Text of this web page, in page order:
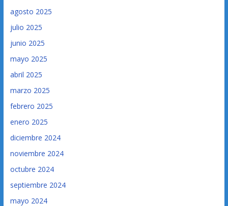
agosto 2025
julio 2025
junio 2025
mayo 2025
abril 2025
marzo 2025
febrero 2025
enero 2025
diciembre 2024
noviembre 2024
octubre 2024
septiembre 2024
mayo 2024